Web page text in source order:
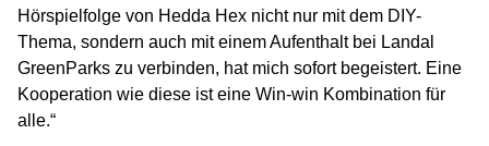
Hörspielfolge von Hedda Hex nicht nur mit dem DIY-
Thema, sondern auch mit einem Aufenthalt bei Landal
GreenParks zu verbinden, hat mich sofort begeistert. Eine
Kooperation wie diese ist eine Win-win Kombination für
alle.“